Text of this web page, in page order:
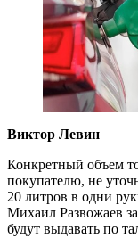
Виктор Левин
Конкретный объем
покупателю, не
20 литров в одни
Михаил Развожаев
будут выдавать по